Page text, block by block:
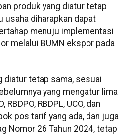
produk yang diatur tetap
usaha diharapkan dapat
menuju implementasi
melalui BUMN ekspor pada
diatur tetap sama, sesuai
yang mengatur lima
RBDPL, UCO, dan
pos tarif yang ada, dan juga
Nomor 26 Tahun 2024, tetap